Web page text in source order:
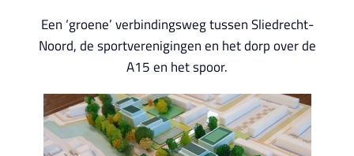
Een ‘groene’ verbindingsweg tussen Sliedrecht-
Noord, de sportverenigingen en het dorp over de
A15 en het spoor.